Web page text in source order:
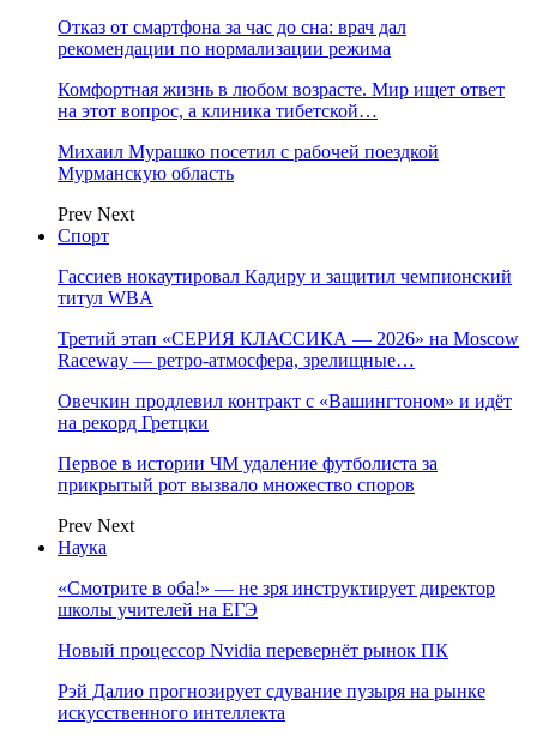
Отказ от смартфона за час до сна: врач дал
рекомендации по нормализации режима
Комфортная жизнь в любом возрасте. Мир ищет ответ
на этот вопрос, а клиника тибетской…
Михаил Мурашко посетил с рабочей поездкой
Мурманскую область
Prev Next
Спорт
Гассиев нокаутировал Кадиру и защитил чемпионский
титул WBA
Третий этап «СЕРИЯ КЛАССИКА — 2026» на Moscow
Raceway — ретро‑атмосфера, зрелищные…
Овечкин продлевил контракт с «Вашингтоном» и идёт
на рекорд Гретцки
Первое в истории ЧМ удаление футболиста за
прикрытый рот вызвало множество споров
Prev Next
Наука
«Смотрите в оба!» — не зря инструктирует директор
школы учителей на ЕГЭ
Новый процессор Nvidia перевернёт рынок ПК
Рэй Далио прогнозирует сдувание пузыря на рынке
искусственного интеллекта